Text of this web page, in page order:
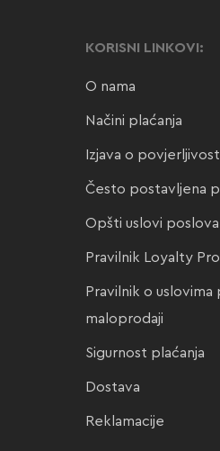
KORISNI LINKOVI:
O nama
Načini plaćanja
Izjava o
Često postavljena
Opšti uslovi
Pravilnik Loyalty
Pravilnik o uslovima
maloprodaji
Sigurnost plaćanja
Dostava
Reklamacije